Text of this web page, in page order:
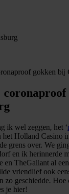
gokken bij
ik wel zeggen, het ‘
het Holland Casino
grens over. We
en ik herinnerde
en TheGallant al
vriendlief ook
zo geschiedde.
je hier!